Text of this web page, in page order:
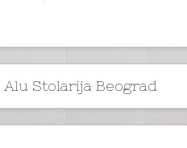
Alu Stolarija Beograd